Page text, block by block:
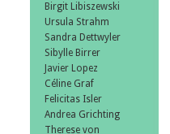
Birgit Libiszewski
Ursula Strahm
Sandra Dettwyler
Sibylle Birrer
Javier Lopez
Céline Graf
Felicitas Isler
Andrea Grichting
Therese von